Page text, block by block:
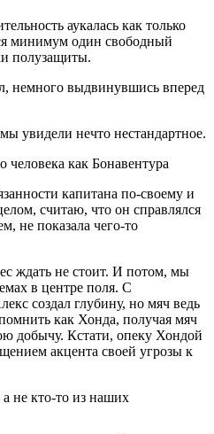
аукалась как только
минимум один свободный
полузащиты.
немного выдвинувшись вперед
увидели нечто нестандартное.
как Бонавентура
капитана по-своему и
считаю, что он справлялся
не показала чего-то
ждать не стоит. И потом, мы
в центре поля. С
создал глубину, но мяч ведь
как Хонда, получая мяч
добычу. Кстати, опеку Хондой
акцента своей угрозы к
не кто-то из наших